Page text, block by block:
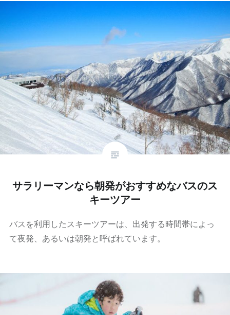
サラリーマンなら朝発がおすすめなバスのス
キーツアー
バスを利用したスキーツアーは、出発する時間帯によっ
て夜発、あるいは朝発と呼ばれています。